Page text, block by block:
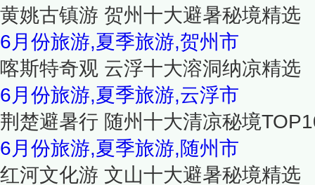
黄姚古镇游 贺州十大避暑秘境精选
6月份旅游,夏季旅游,贺州市
喀斯特奇观 云浮十大溶洞纳凉精选
6月份旅游,夏季旅游,云浮市
荆楚避暑行 随州十大清凉秘境
6月份旅游,夏季旅游,随州市
红河文化游 文山十大避暑秘境精选